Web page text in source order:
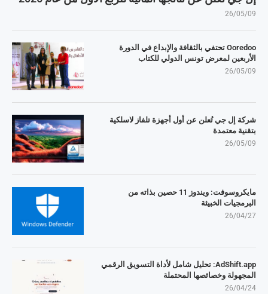
26/05/09
Ooredoo تحتفي بالثقافة والإبداع في الدورة
الأربعين لمعرض تونس الدولي للكتاب
26/05/09
شركة إل جي تُعلن عن أول أجهزة تلفاز لاسلكية
بتقنية معتمدة
26/05/09
مايكروسوفت: ويندوز 11 حصين بذاته من
البرمجيات الخبيثة
26/04/27
AdShift.app: تحليل شامل لأداة التسويق الرقمي
المجهولة وخصائصها المحتملة
26/04/24